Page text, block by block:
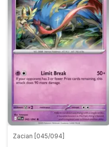
Zacian [045/094]